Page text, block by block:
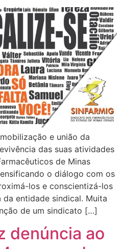
e união da
das suas atividades
de Minas
o diálogo com os
los e conscientizá-los
entidade sindical. Muita
de um sindicato […]
denúncia ao